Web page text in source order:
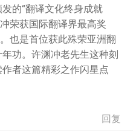
的“翻译文化终身成就
荣获国际翻译界最高奖
也是首位获此殊荣亚洲翻
功。许渊冲老先生这种刻
者这篇精彩之作闪星点
回复